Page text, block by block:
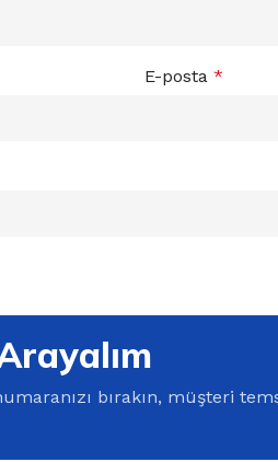
E-posta*
bırakın, müşteri